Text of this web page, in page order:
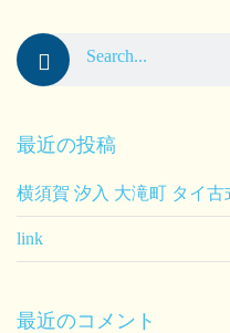
最近の投稿
横須賀 汐入 大滝町 タイ
link
最近のコメント